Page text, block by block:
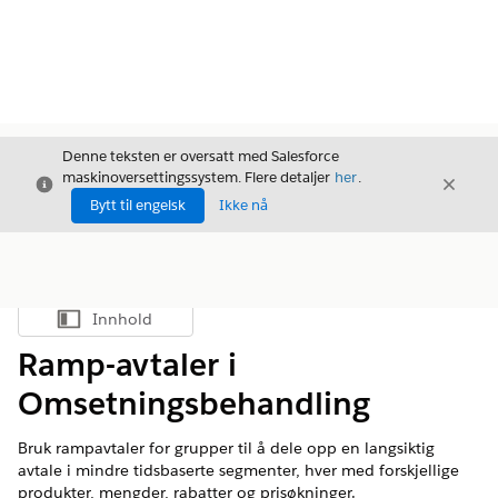
Avslutt
Denne teksten er oversatt med Salesforce
maskinoversettingssystem. Flere detaljer her.
Bytt til engelsk
Ikke nå
Avslutt
Vis innholdsfortegnelse
Innhold
Ramp-avtaler i
Omsetningsbehandling
Bruk rampavtaler for grupper til å dele opp en langsiktig
avtale i mindre tidsbaserte segmenter, hver med forskjellige
produkter, mengder, rabatter og prisøkninger.